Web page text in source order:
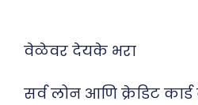
वेळेवर देयके भरा
सर्व लोन आणि क्रेडिट